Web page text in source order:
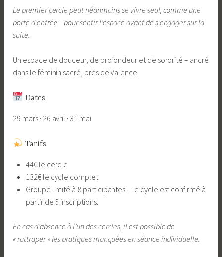
Le premier cercle peut néanmoins se vivre seul, comme une
porte d’entrée – pour sentir l’espace avant de s’engager sur la
suite.
Un espace de douceur, de profondeur et de sororité – ancré
dans le féminin sacré, près de Valence.
Dates
29 mars · 26 avril · 31 mai
Tarifs
44€ le cercle
132€ le cycle complet
Groupe limité à 8 participantes – le cycle est confirmé à
partir de 5 inscriptions.
En cas d’absence à l’un des cercles, il est possible de
« rattraper » les pratiques manquées en séance individuelle.